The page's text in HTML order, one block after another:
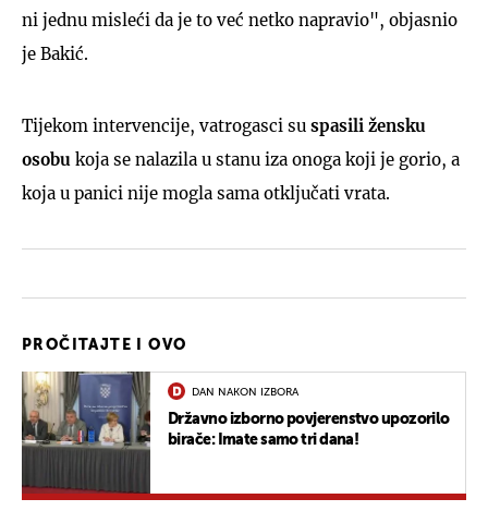
ni jednu misleći da je to već netko napravio", objasnio
je Bakić.
Tijekom intervencije, vatrogasci su spasili žensku
osobu koja se nalazila u stanu iza onoga koji je gorio, a
koja u panici nije mogla sama otključati vrata.
PROČITAJTE I OVO
DAN NAKON IZBORA
Državno izborno povjerenstvo upozorilo
birače: Imate samo tri dana!